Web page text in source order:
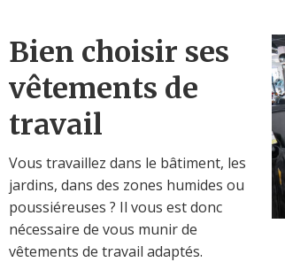
Bien choisir ses
vêtements de
travail
Vous travaillez dans le bâtiment, les
jardins, dans des zones humides ou
poussiéreuses ? Il vous est donc
nécessaire de vous munir de
vêtements de travail adaptés.